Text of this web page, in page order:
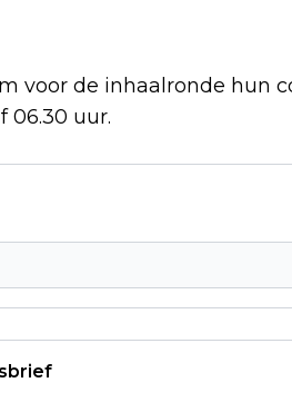
voor de inhaalronde hun
06.30 uur.